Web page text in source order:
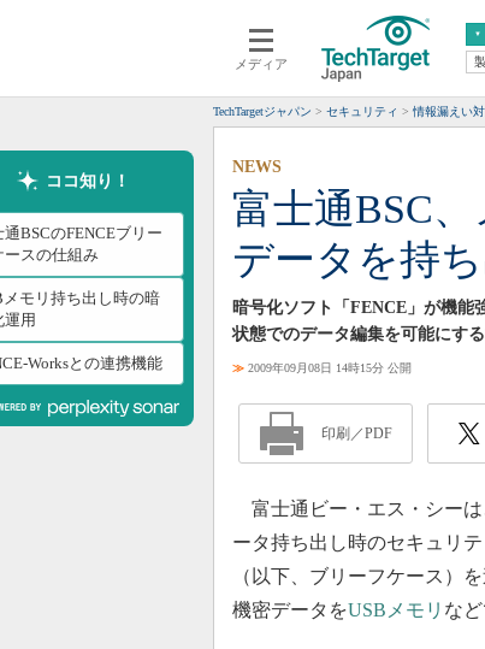
メディア
クラウド
スマートモバイル
ネットワーク
システム運用管理
エンタ
ERP
情報系
TechTargetジャパン セキュリティ 情報漏えい
ココ知り！
通BSCのFENCEブリー
ースの仕組み
メモリ持ち出し時の暗
運用
Worksとの連携機能
富士通BSC
データを持
NEWS
暗号化ソフト「FENCE」が機能
状態でのデータ編集を可能にす
≫ 2009年09月08日 14時15分 公開
印刷／PDF
富士通ビー・エス・シーは
ータ持ち出し時のセキュリ
（以下、ブリーフケース）
機密データをUSBメモリ な